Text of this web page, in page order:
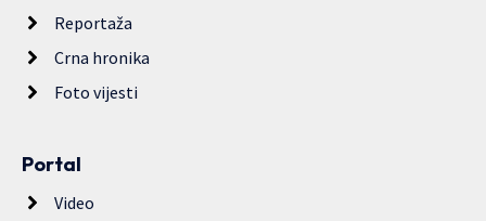
Reportaža
Crna hronika
Foto vijesti
Portal
Video